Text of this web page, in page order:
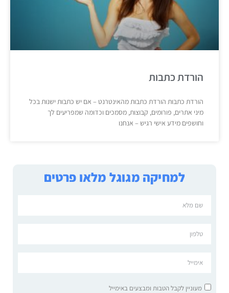
למחיקה מגוגל מלאו פרטים
מעוניין לקבל הטבות ומבצעים באימייל
הורדת כתבות
הורדת כתבות הורדת כתבות מהאינטרנט – אם יש כתבות ישנות בכל
מיני אתרים, פורומים, קבוצות, מסמכים וכדומה שמפריעים לך
וחושפים מידע אישי רגיש – אנחנו